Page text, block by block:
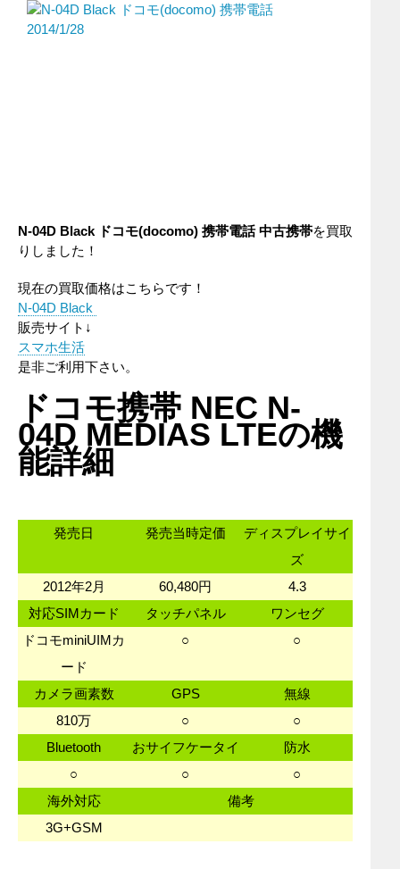
N-04D Black ドコモ(docomo) 携帯電話中古携帯を買取
りしました！
現在の買取価格はこちらです！
N-04D Black
販売サイト↓
スマホ生活
是非ご利用下さい。
ドコモ携帯 NEC N-
04D MEDIAS LTEの機
能詳細
発売日 発売当時定価
ディスプレイサイ
ズ
2012年2月
60,480円
4.3
対応SIMカード
タッチパネル
ワンセグ
ドコモminiUIMカ
ード
○ ○
カメラ画素数 GPS
無線
810万
○
○
Bluetooth
おサイフケータイ
防水
○
○
○
海外対応
備考
3G+GSM